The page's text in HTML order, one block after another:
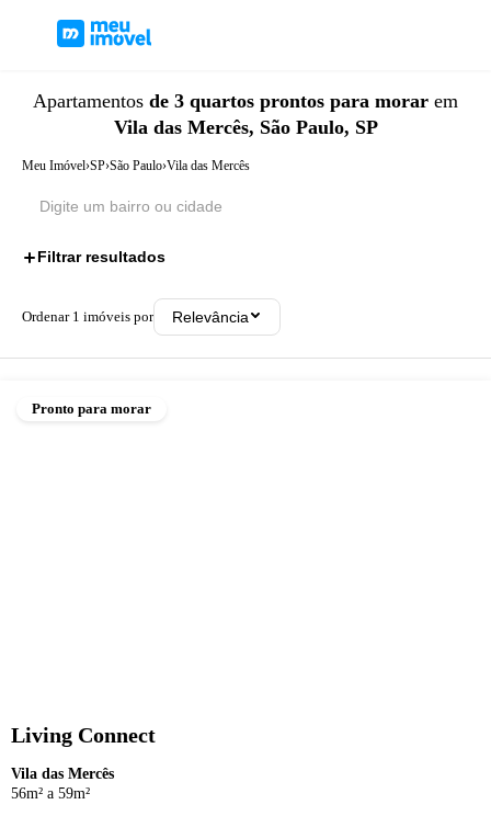
Apartamentos de 3 quartos prontos para morar em
Vila das Mercês, São Paulo, SP
Meu Imóvel›SP›São Paulo›Vila das Mercês
Filtrar resultados
Ordenar 1 imóveis por Relevância
Pronto para morar
Living Connect
Vila das Mercês
56m² a 59m²